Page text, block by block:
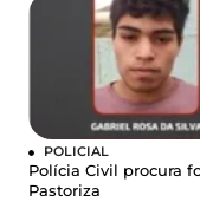
POLICIAL
Polícia Civil procura
Pastoriza